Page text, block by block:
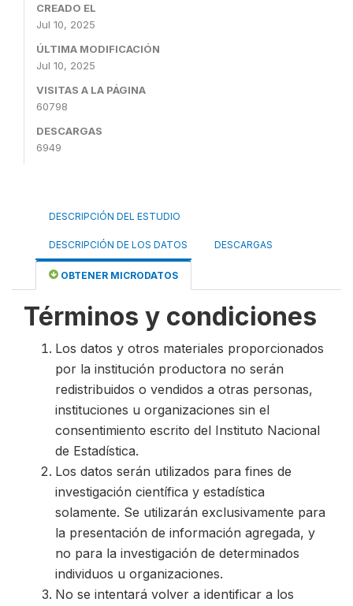
CREADO EL
Jul 10, 2025
ÚLTIMA MODIFICACIÓN
Jul 10, 2025
VISITAS A LA PÁGINA
60798
DESCARGAS
6949
DESCRIPCIÓN DEL ESTUDIO
DESCRIPCIÓN DE LOS DATOS DESCARGAS
OBTENER MICRODATOS
Términos y condiciones
Los datos y otros materiales proporcionados
por la institución productora no serán
redistribuidos o vendidos a otras personas,
instituciones u organizaciones sin el
consentimiento escrito del Instituto Nacional
de Estadística.
Los datos serán utilizados para fines de
investigación científica y estadística
solamente. Se utilizarán exclusivamente para
la presentación de información agregada, y
no para la investigación de determinados
individuos u organizaciones.
No se intentará volver a identificar a los